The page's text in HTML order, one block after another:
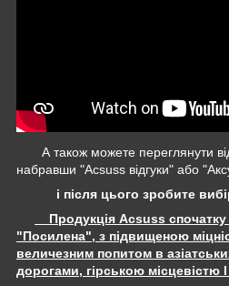
А також можете переглянути
набравши "Acsuss відгуки" або
і після цього зробите
Продукція Acsuss
"Посилена", з підвищеною
величезним попитом в
дорогами, гірською місцевістю